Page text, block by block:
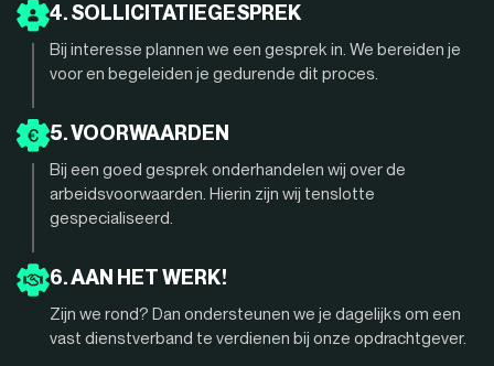
4. SOLLICITATIEGESPREK
Bij interesse plannen we een gesprek in. We bereiden je
voor en begeleiden je gedurende dit proces.
5. VOORWAARDEN
Bij een goed gesprek onderhandelen wij over de
arbeidsvoorwaarden. Hierin zijn wij tenslotte
gespecialiseerd.
6. AAN HET WERK!
Zijn we rond? Dan ondersteunen we je dagelijks om een
vast dienstverband te verdienen bij onze opdrachtgever.